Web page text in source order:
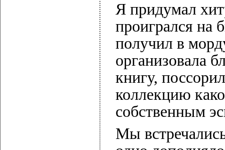
Я придумал
проигрался на
получил в
организовала
книгу,
коллекцию
собственным
Мы